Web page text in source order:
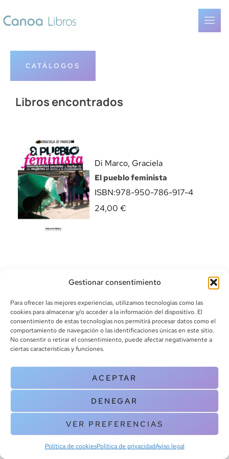
Gestionar consentimiento
Para ofrecer las mejores experiencias, utilizamos tecnologías como las
cookies para almacenar y/o acceder a la información del dispositivo. El
consentimiento de estas tecnologías nos permitirá procesar datos como el
comportamiento de navegación o las identificaciones únicas en este sitio.
No consentir o retirar el consentimiento, puede afectar negativamente a
ciertas características y funciones.
ACEPTAR
DENEGAR
VER PREFERENCIAS
Política de cookiesPolítica de privacidadAviso legal
CATÁLOGOS
Libros encontrados
Di Marco, Graciela
El pueblo feminista
ISBN:978-950-786-917-4
24,00 €
info@canoalibros.com
pedidos@canoalibros.com
+34 934 242 391
CONTACTO
Copyright © 2025 Canoa Libros. All Rights Reserved |
cookies
| Aviso legal